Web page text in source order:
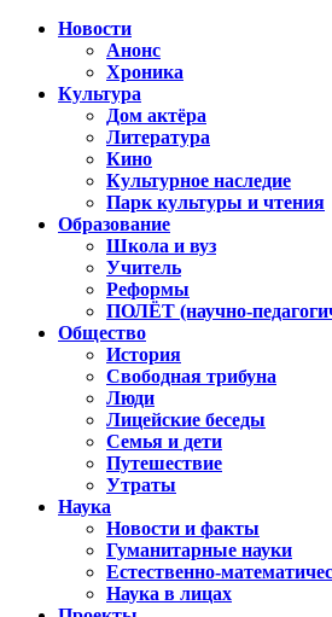
Новости
Анонс
Хроника
Культура
Дом актёра
Литература
Кино
Культурное наследие
Парк культуры и чтения
Образование
Школа и вуз
Учитель
Реформы
ПОЛЁТ (научно-
Общество
История
Свободная трибуна
Люди
Лицейские беседы
Семья и дети
Путешествие
Утраты
Наука
Новости и факты
Гуманитарные науки
Естественно-
Наука в лицах